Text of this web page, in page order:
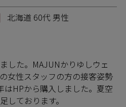
北海道 60代 男性
した。MAJUNかりゆしウェ
女性スタッフの方の接客姿勢
はHPから購入しました。夏空
しております。